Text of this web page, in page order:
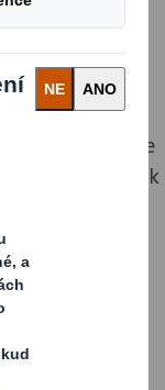
a 41 % chce
Vzhledem k
plastů
pomáhat